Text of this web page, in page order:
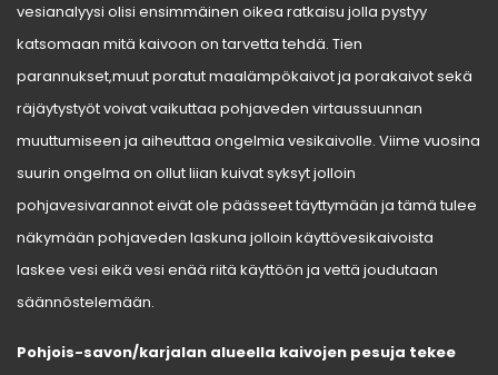
vesianalyysi olisi ensimmäinen oikea ratkaisu jolla pystyy
katsomaan mitä kaivoon on tarvetta tehdä. Tien
parannukset,muut poratut maalämpökaivot ja porakaivot sekä
räjäytystyöt voivat vaikuttaa pohjaveden virtaussuunnan
muuttumiseen ja aiheuttaa ongelmia vesikaivolle. Viime vuosina
suurin ongelma on ollut liian kuivat syksyt jolloin
pohjavesivarannot eivät ole päässeet täyttymään ja tämä tulee
näkymään pohjaveden laskuna jolloin käyttövesikaivoista
laskee vesi eikä vesi enää riitä käyttöön ja vettä joudutaan
säännöstelemään.
Pohjois-savon/karjalan alueella kaivojen pesuja tekee